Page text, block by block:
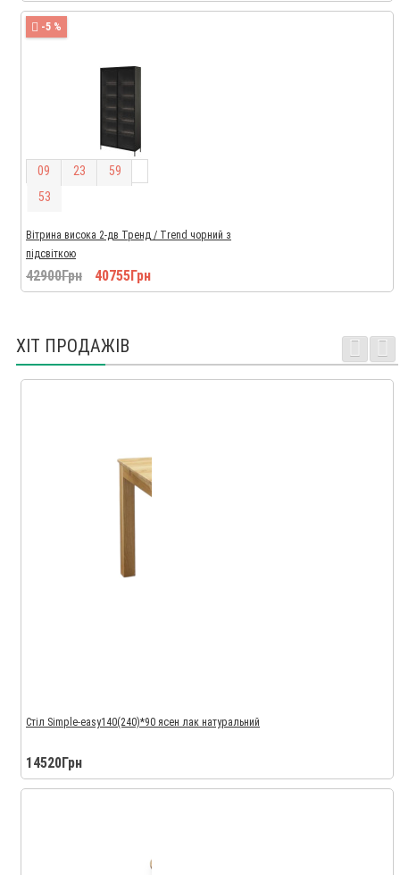
-5 %
09 23 59
53
Вітрина висока 2-дв Тренд / Trend чорний з
підсвіткою
42900Грн 40755Грн
ХІТ ПРОДАЖІВ
Стіл Simple-easy140(240)*90 ясен лак натуральний
14520Грн